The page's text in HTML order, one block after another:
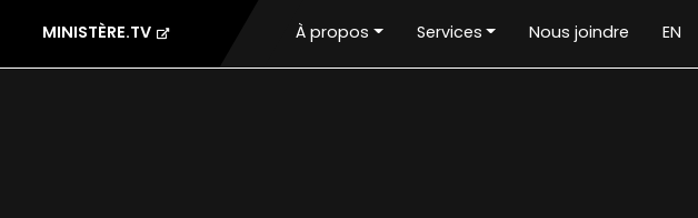
MINISTÈRE.TV À propos Services Nous joindre EN